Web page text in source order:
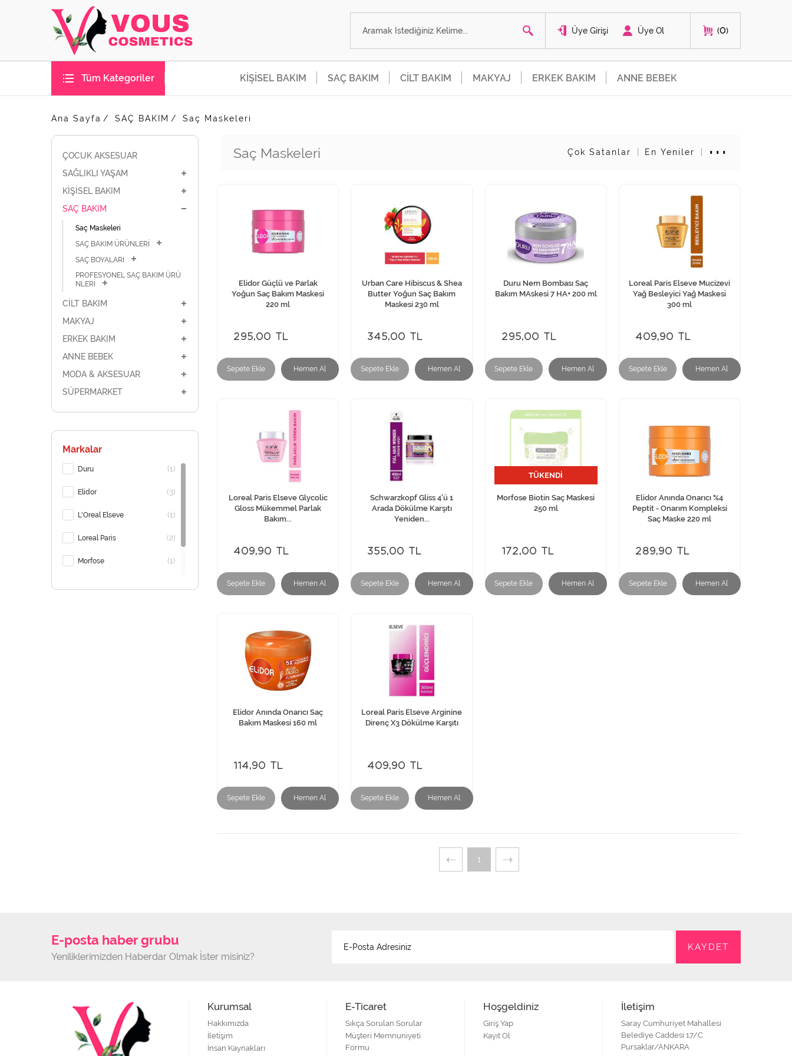
Üye Girişi Üye Ol 0
Tüm Kategoriler KİŞİSEL BAKIM SAÇ BAKIM CİLT BAKIM MAKYAJ ERKEK BAKIM ANNE BEBEK
Ana Sayfa SAÇ BAKIM Saç Maskeleri
ÇOCUK AKSESUAR
SAĞLIKLI YAŞAM
KİŞİSEL BAKIM
SAÇ BAKIM
Saç Maskeleri
SAÇ BAKIM ÜRÜNLERİ
SAÇ BOYALARI
PROFESYONEL SAÇ BAKIM ÜRÜ
NLERİ
CİLT BAKIM
MAKYAJ
ERKEK BAKIM
ANNE BEBEK
MODA & AKSESUAR
SÜPERMARKET
Markalar
Duru (1)
Elidor (3)
L'Oreal Elseve (1)
Loreal Paris (2)
Morfose (1)
Saç Maskeleri Çok Satanlar En Yeniler
Sepete Ekle Hemen Al
Elidor Güçlü ve Parlak
Yoğun Saç Bakım Maskesi
220 ml
295,00 TL
Sepete Ekle Hemen Al
Urban Care Hibiscus & Shea
Butter Yoğun Saç Bakım
Maskesi 230 ml
345,00 TL
Sepete Ekle Hemen Al
Duru Nem Bombası Saç
Bakım MAskesi 7 HA+ 200 ml
295,00 TL
Sepete Ekle Hemen Al
Loreal Paris Elseve Mucizevi
Yağ Besleyici Yağ Maskesi
300 ml
409,90 TL
Sepete Ekle Hemen Al
Loreal Paris Elseve Glycolic
Gloss Mükemmel Parlak
Bakım...
409,90 TL
Sepete Ekle Hemen Al
Schwarzkopf Gliss 4'ü 1
Arada Dökülme Karşıtı
Yeniden...
355,00 TL
Sepete Ekle Hemen Al
TÜKENDİ
Morfose Biotin Saç Maskesi
250 ml
172,00 TL
Sepete Ekle Hemen Al
Elidor Anında Onarıcı %4
Peptit - Onarım Kompleksi
Saç Maske 220 ml
289,90 TL
Sepete Ekle Hemen Al
Elidor Anında Onarıcı Saç
Bakım Maskesi 160 ml
114,90 TL
Sepete Ekle Hemen Al
Loreal Paris Elseve Arginine
Direnç X3 Dökülme Karşıtı
409,90 TL
1
E-posta haber grubu
Yeniliklerimizden Haberdar Olmak İster misiniz?
Kurumsal
Hakkımızda
İletişim
İnsan Kaynakları
E-Ticaret
Sıkça Sorulan Sorular
Müşteri Memnuniyeti
Formu
Hoşgeldiniz
Giriş Yap
Kayıt Ol
İletişim
Saray Cumhuriyet Mahallesi
Belediye Caddesi 17/C
Pursaklar/ANKARA